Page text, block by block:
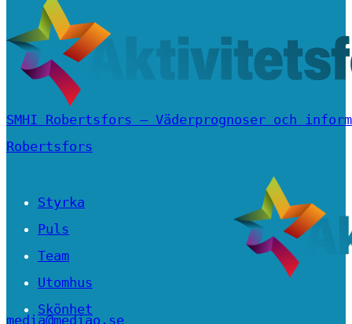
SMHI Robertsfors – Väderprognoser och
Robertsfors
Styrka
Puls
Team
Utomhus
Skönhet
media@mediao.se